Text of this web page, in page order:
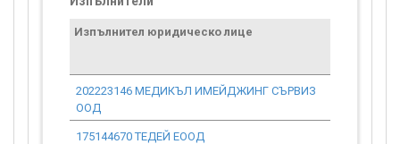
Изпълнител юридическо лице
202223146 МЕДИКЪЛ ИМЕЙДЖИНГ СЪРВИЗ
ООД
175144670 ТЕДЕЙ ЕООД